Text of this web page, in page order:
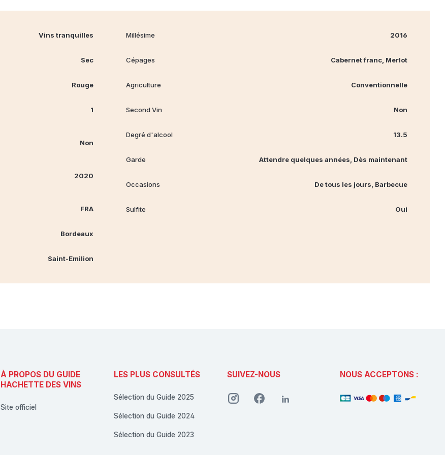
Vins tranquilles
Sec
Rouge
1
Non
2020
FRA
Bordeaux
Saint-Emilion
Millésime 2016
Cépages Cabernet franc, Merlot
Agriculture Conventionnelle
Second Vin Non
Degré d'alcool 13.5
Garde Attendre quelques années, Dès maintenant
Occasions De tous les jours, Barbecue
Sulfite Oui
À PROPOS DU GUIDE
HACHETTE DES VINS
Site officiel
LES PLUS CONSULTÉS
Sélection du Guide 2025
Sélection du Guide 2024
Sélection du Guide 2023
SUIVEZ-NOUS NOUS ACCEPTONS :